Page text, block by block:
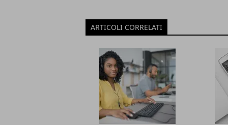
ARTICOLI CORRELATI